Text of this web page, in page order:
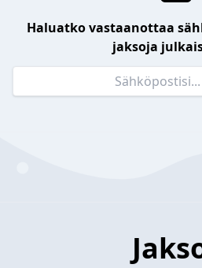
Haluatko vastaanottaa
jaksoja